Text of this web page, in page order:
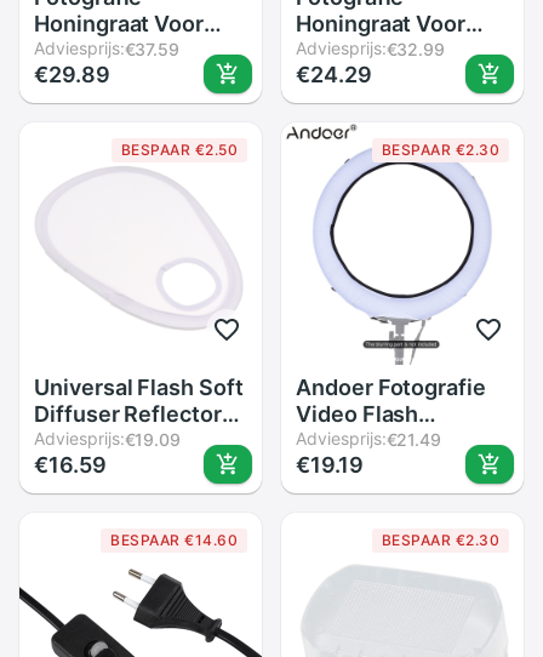
Honingraat Voor
50*70Cm/20*28Inch
Paraplu Softbox
Studio Strobe
Adviesprijs:€37.59
€29.89
Honingraat Voor
50*70Cm/20*28Inch
Paraplu Softbox
Studio Strobe
Paraplu Softbox
Adviesprijs:€32.99
€24.29
BESPAAR €2.50
Universal Flash Soft
Diffuser Reflector
Kit Voor Studio
Fotografie
Accessoire
Adviesprijs:€19.09
€16.59
BESPAAR €2.30
Andoer Fotografie
Video Flash
Speedlite Licht
Zachte Doek
Diffuser Kit voor
LA-650D FA-75D
FA-75C18
&quot;Flitslicht
Adviesprijs:€21.49
€19.19
BESPAAR €14.60 BESPAAR €2.30